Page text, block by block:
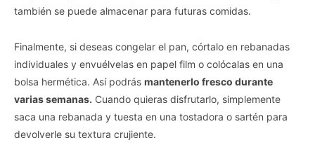
también se puede almacenar para futuras comidas.
Finalmente, si deseas congelar el pan, córtalo en rebanadas
individuales y envuélvelas en papel film o colócalas en una
bolsa hermética. Así podrás mantenerlo fresco durante
varias semanas. Cuando quieras disfrutarlo, simplemente
saca una rebanada y tuesta en una tostadora o sartén para
devolverle su textura crujiente.